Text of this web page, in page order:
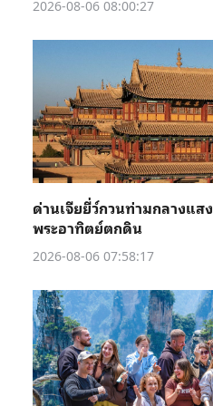
2026-08-06 08:00:27
ด่านเจียยี่ว์กวนท่ามกลางแสง
พระอาทิตย์ตกดิน
2026-08-06 07:58:17